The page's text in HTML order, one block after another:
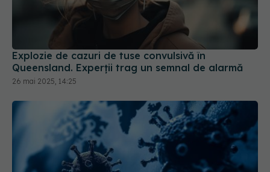
Explozie de cazuri de tuse convulsivă în
Queensland. Experții trag un semnal de alarmă
26 mai 2025, 14:25